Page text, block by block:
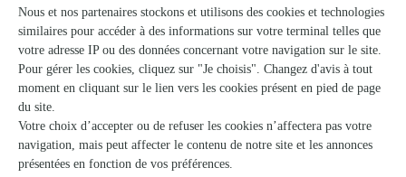
Millau
★
8, boulevard Sadi Carnot
Voir la boutique